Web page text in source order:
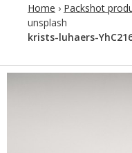
Home › Packshot
unsplash
krists-luhaers-